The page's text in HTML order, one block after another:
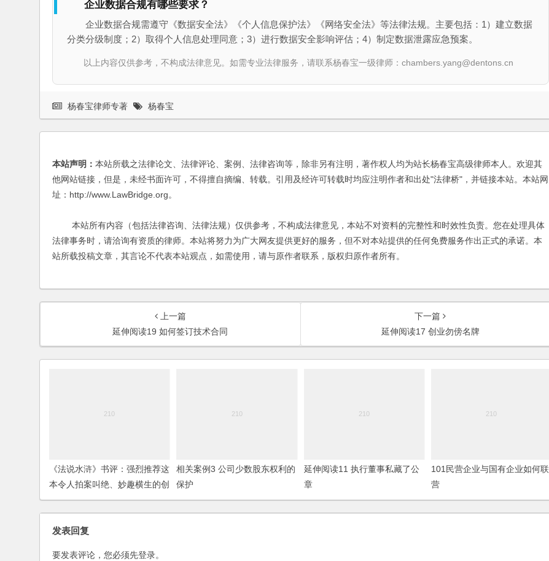
企业数据合规有哪些要求？
企业数据合规需遵守《数据安全法》《个人信息保护法》《网络安全法》等法律法规。主要包括：1）建立数据
分类分级制度；2）取得个人信息处理同意；3）进行数据安全影响评估；4）制定数据泄露应急预案。
以上内容仅供参考，不构成法律意见。如需专业法律服务，请联系杨春宝一级律师：chambers.yang@dentons.cn
杨春宝律师专著 杨春宝
本站声明： 本站所载之法律论文、法律评论、案例、法律咨询等，除非另有注明，著作权人均为站长杨春宝高级律师本人。欢迎其
他网站链接，但是，未经书面许可，不得擅自摘编、转载。引用及经许可转载时均应注明作者和出处"法律桥"，并链接本站。本站网
址：http://www.LawBridge.org。
本站所有内容（包括法律咨询、法律法规）仅供参考，不构成法律意见，本站不对资料的完整性和时效性负责。您在处理具体
法律事务时，请洽询有资质的律师。本站将努力为广大网友提供更好的服务，但不对本站提供的任何免费服务作出正式的承诺。本
站所载投稿文章，其言论不代表本站观点，如需使用，请与原作者联系，版权归原作者所有。
上一篇
延伸阅读19 如何签订技术合同
下一篇
延伸阅读17 创业勿傍名牌
《法说水浒》书评：强烈推荐这
本令人拍案叫绝、妙趣横生的创
业并购法律书
相关案例3 公司少数股东权利的
保护
延伸阅读11 执行董事私藏了公
章
101民营企业与国有企业如何联
营
发表回复
要发表评论，您必须先登录。